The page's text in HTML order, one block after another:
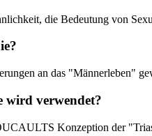
die Bedeutung von
an das "Männerleben"
wird verwendet?
Konzeption der